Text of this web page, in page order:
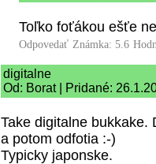
Toľko foťákou ešťe
Odpovedať Známka: 5.6
digitalne
Od: Borat | Pridané:
Take digitalne bukkake.
a potom odfotia :-)
Typicky japonske.